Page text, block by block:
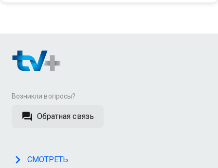
Возникли вопросы?
Обратная связь
СМОТРЕТЬ